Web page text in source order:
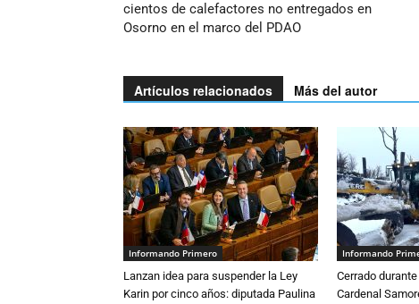
cientos de calefactores no entregados en
Osorno en el marco del PDAO
Artículos relacionados Más del autor
Informando Primero
Lanzan idea para suspender la Ley
Karin por cinco años: diputada Paulina
Informando
Cerrado
Cardenal